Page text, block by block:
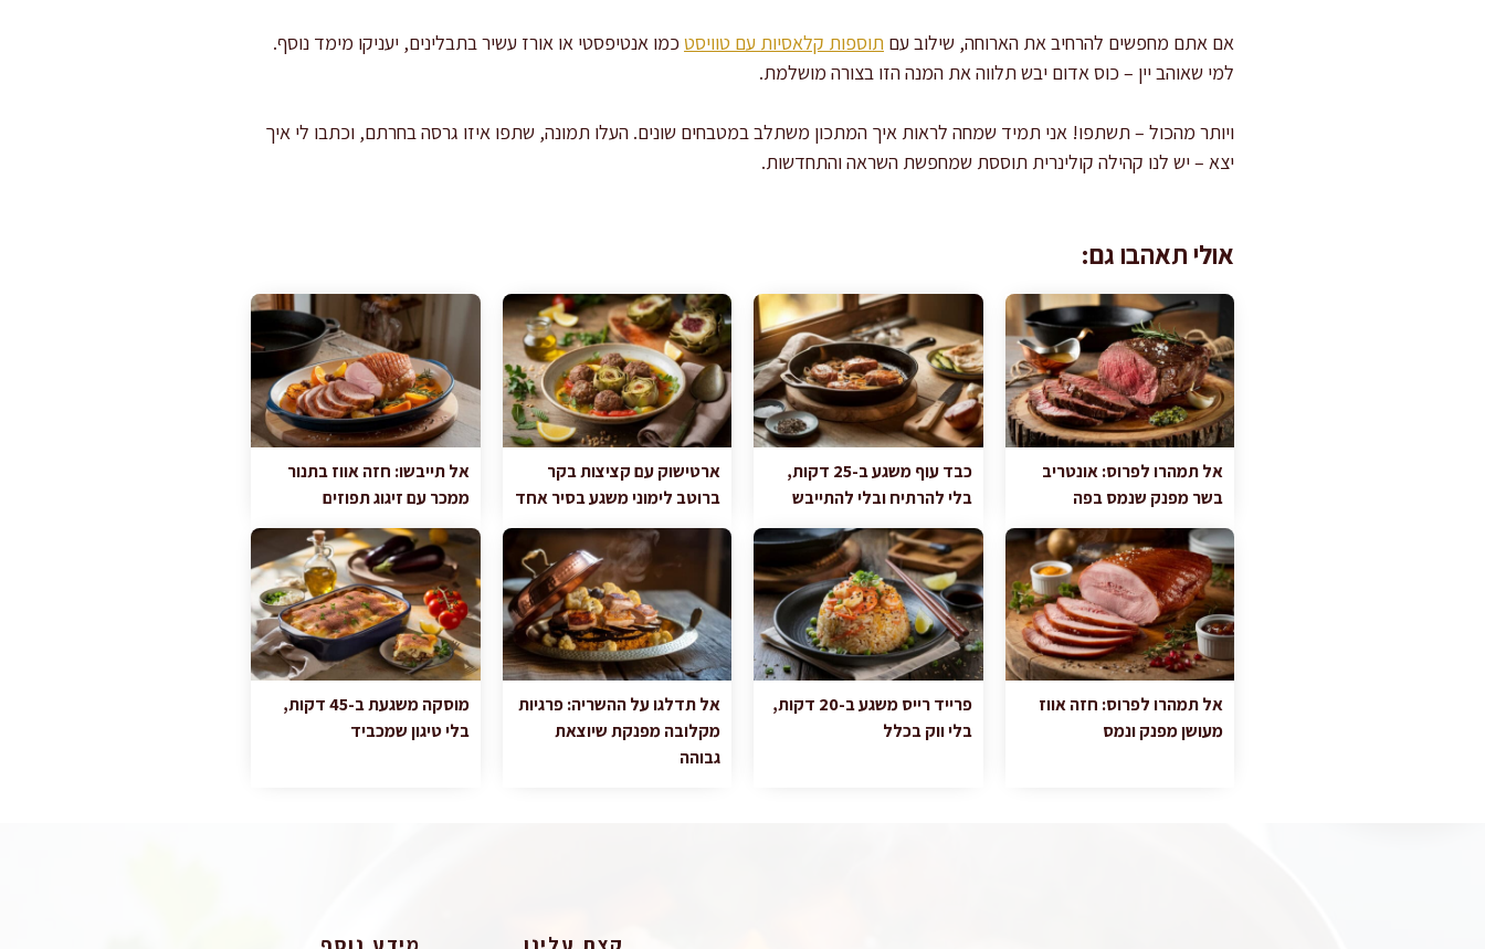
אם אתם מחפשים להרחיב את הארוחה, שילוב עם תוספות קלאסיות עם טוויסט כמו אנטיפסטי או אורז עשיר בתבלינים, יעניקו מימד נוסף.
למי שאוהב יין – כוס אדום יבש תלווה את המנה הזו בצורה מושלמת.
ויותר מהכול – תשתפו! אני תמיד שמחה לראות איך המתכון משתלב במטבחים שונים. העלו תמונה, שתפו איזו גרסה בחרתם, וכתבו לי איך
יצא – יש לנו קהילה קולינרית תוססת שמחפשת השראה והתחדשות.
אולי תאהבו גם:
אל תמהרו לפרוס: אונטריב
בשר מפנק שנמס בפה
כבד עוף משגע ב-25 דקות,
בלי להרתיח ובלי להתייבש
ארטישוק עם קציצות בקר
ברוטב לימוני משגע בסיר אחד
אל תייבשו: חזה אווז בתנור
ממכר עם זיגוג תפוזים
אל תמהרו לפרוס: חזה אווז
מעושן מפנק ונמס
פרייד רייס משגע ב-20 דקות,
בלי ווק בכלל
אל תדלגו על ההשריה: פרגיות
מקלובה מפנקת שיוצאת
גבוהה
מוסקה משגעת ב-45 דקות,
בלי טיגון שמכביד